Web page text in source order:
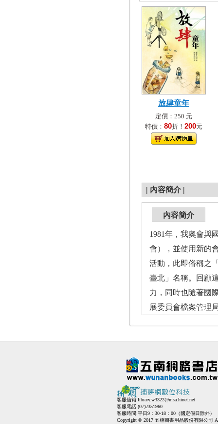
放肆童年
定價：250 元
特價： 80折！ 200元
| 內容簡介 |
內容簡介
1981年，我奧會與
會），並使用新的
活動，此即俗稱之
臺北」名稱。回顧
力，同時也隨著國
展委員會檔案管理
客服信箱:library.w3322@msa.hinet.net
客服電話:(07)2351960
客服時間:平日9：30-18：00（國定假日除外）
Copyright © 2017 五楠圖書用品股份有限公司